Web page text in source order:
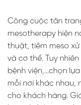
Công cuộc tân
mesotherapy hiện
thuật, tiêm meso
và cơ thể. Tuy
bệnh viện,…chọn
mỗi nơi khác nhau,
cho khách hàng.